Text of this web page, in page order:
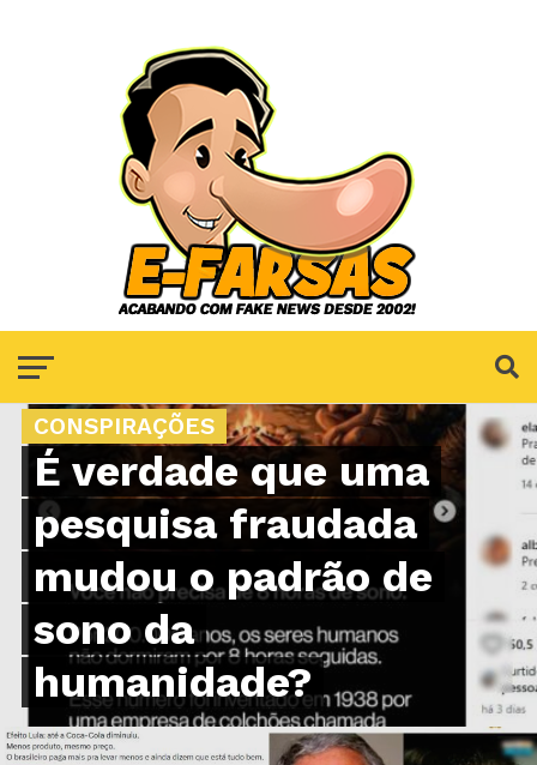
CONSPIRAÇÕES
É verdade que uma
pesquisa fraudada
mudou o padrão de
sono da
humanidade?